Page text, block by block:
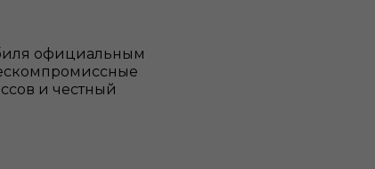
официальным
и честный